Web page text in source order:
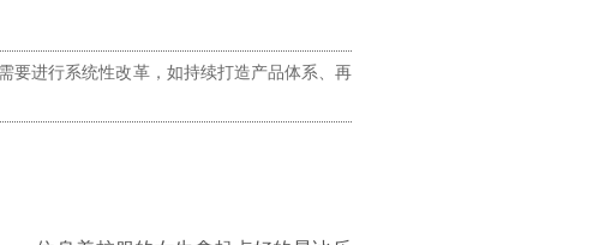
要进行系统性改革，如持续打造产品体系、再